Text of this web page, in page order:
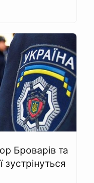
Броварів та
зустрінуться